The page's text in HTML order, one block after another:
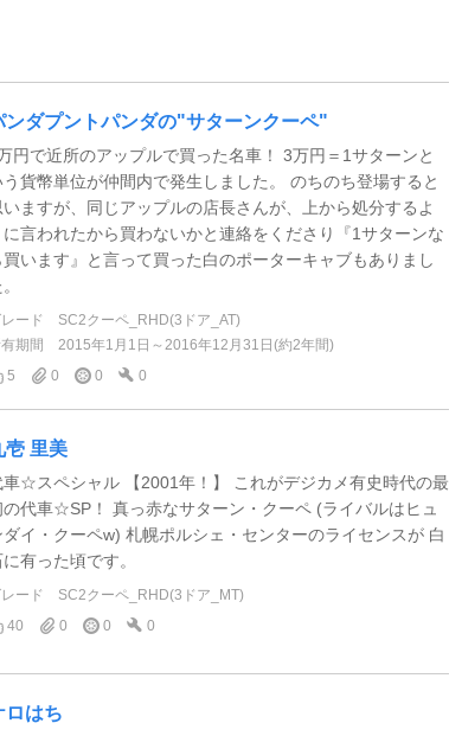
ンダプントパンダの"サターンクーペ"
円で近所のアップルで買った名車！ 3万円＝1サターンと
う貨幣単位が仲間内で発生しました。 のちのち登場すると
いますが、同じアップルの店長さんが、上から処分するよ
に言われたから買わないかと連絡をくださり『1サターンな
買います』と言って買った白のポーターキャブもありまし
ード
SC2クーペ_RHD(3ドア_AT)
期間
2015年1月1日～2016年12月31日(約2年間)
5
0 0 0
壱 里美
車☆スペシャル 【2001年！】 これがデジカメ有史時代の最
の代車☆SP！ 真っ赤なサターン・クーペ (ライバルはヒュ
ダイ・クーペw) 札幌ポルシェ・センターのライセンスが 白
有った頃です。
ード
SC2クーペ_RHD(3ドア_MT)
40
0 0 0
ロはち